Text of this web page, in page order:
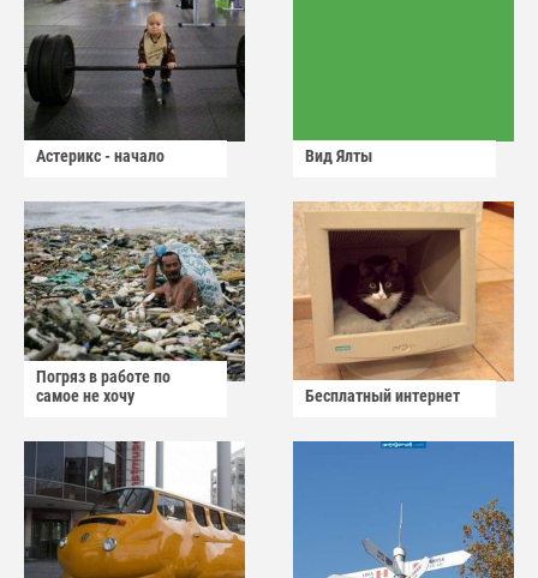
Астерикс - начало Вид Ялты
Погряз в работе по
самое не хочу
Бесплатный интернет